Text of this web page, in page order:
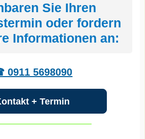
Sie Ihren
oder fordern
Informationen an:
5698090
+ Termin